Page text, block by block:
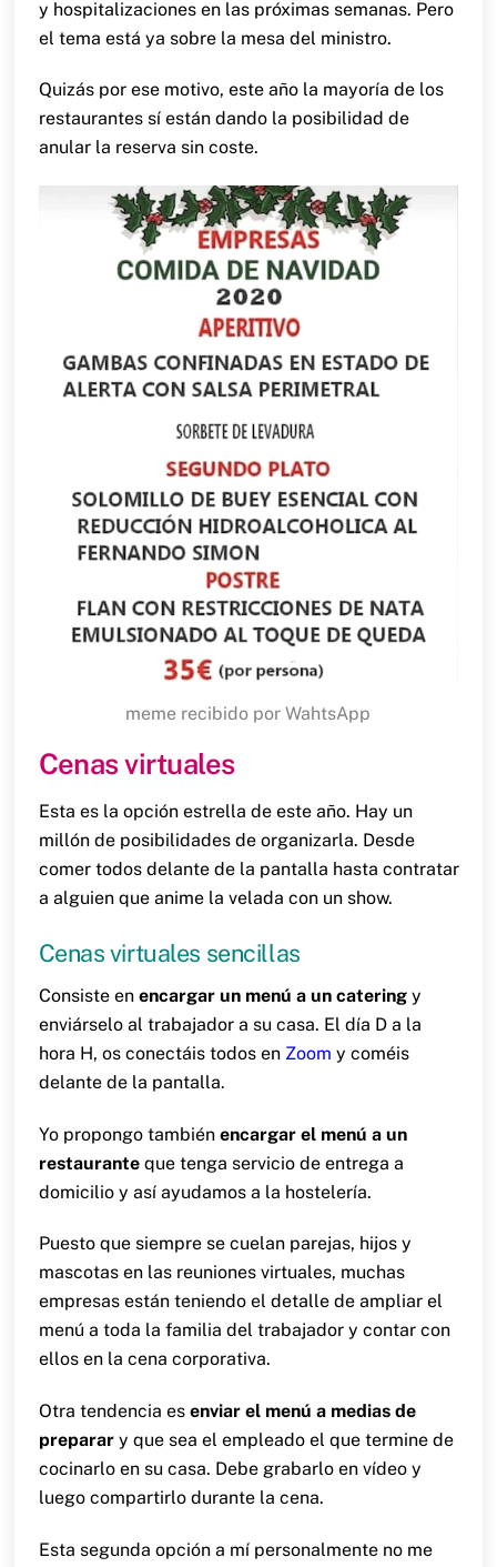
y hospitalizaciones en las próximas semanas. Pero
el tema está ya sobre la mesa del ministro.
Quizás por ese motivo, este año la mayoría de los
restaurantes sí están dando la posibilidad de
anular la reserva sin coste.
meme recibido por WahtsApp
Cenas virtuales
Esta es la opción estrella de este año. Hay un
millón de posibilidades de organizarla. Desde
comer todos delante de la pantalla hasta contratar
a alguien que anime la velada con un show.
Cenas virtuales sencillas
Consiste en encargar un menú a un cateringy
enviárselo al trabajador a su casa. El día D a la
hora H, os conectáis todos en Zoom y coméis
delante de la pantalla.
Yo propongo también encargar el menú a un
restauranteque tenga servicio de entrega a
domicilio y así ayudamos a la hostelería.
Puesto que siempre se cuelan parejas, hijos y
mascotas en las reuniones virtuales, muchas
empresas están teniendo el detalle de ampliar el
menú a toda la familia del trabajador y contar con
ellos en la cena corporativa.
Otra tendencia es enviar el menú a medias de
preparary que sea el empleado el que termine de
cocinarlo en su casa. Debe grabarlo en vídeo y
luego compartirlo durante la cena.
Esta segunda opción a mí personalmente no me